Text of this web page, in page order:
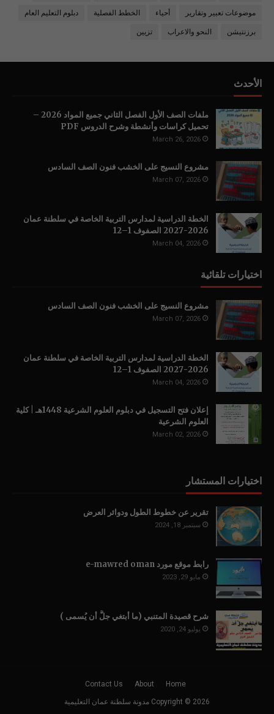
موضوعات تعبير وتقارير أحياء الخطط الفصلية دبلوم التعليم العام
برزنتيشن النحو والاعراب تزيين
الأحدث
ملفات الصف الأول الفصل الثاني جميع المواد 2026 –
تحميل كراسات وأنشطة وشرح الدروس PDF
March 26, 2026
مشروع النسيج على الخشب فنون الصف السادس
March 07, 2026
الخطة الدراسية لمدارس التربية الخاصة في سلطنة عمان
2026-2027 الصفوف 1–12
March 04, 2026
اختيارات تلقائية
مشروع النسيج على الخشب فنون الصف السادس
March 07, 2026
الخطة الدراسية لمدارس التربية الخاصة في سلطنة عمان
2026-2027 الصفوف 1–12
March 04, 2026
إعلان فتح التسجيل في دبلوم العلوم الشرعية 1448هـ | كلية
العلوم الشرعية
March 02, 2026
اختيارات المستشار
تقرير عن خطوط الطول ودوائر العرض
سبتمبر 18, 2024
رابط موقع مورد e-mawred oman
مايو 29, 2023
شرح قصيدة المتنبي (ما أبتغي جلَّ أن يُسمى )
يوليو 24, 2020
Home
About
Contact Us
Copyright © 2026 مدونة سلطنة عمان التعليمية